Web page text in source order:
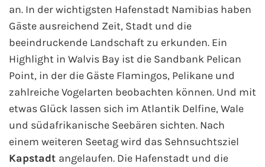
an. In der wichtigsten Hafenstadt Namibias haben
Gäste ausreichend Zeit, Stadt und die
beeindruckende Landschaft zu erkunden. Ein
Highlight in Walvis Bay ist die Sandbank Pelican
Point, in der die Gäste Flamingos, Pelikane und
zahlreiche Vogelarten beobachten können. Und mit
etwas Glück lassen sich im Atlantik Delfine, Wale
und südafrikanische Seebären sichten. Nach
einem weiteren Seetag wird das Sehnsuchtsziel
Kapstadt angelaufen. Die Hafenstadt und die